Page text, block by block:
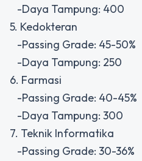
-Daya Tampung: 400
5. Kedokteran
-Passing Grade: 45-50%
-Daya Tampung: 250
6. Farmasi
-Passing Grade: 40-45%
-Daya Tampung: 300
7. Teknik Informatika
-Passing Grade: 30-36%